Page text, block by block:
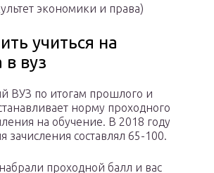
экономики и права)
учиться на
в вуз
ВУЗ по итогам прошлого и
норму проходного
на обучение. В 2018 году
зачисления составлял 65-100.
проходной балл и вас